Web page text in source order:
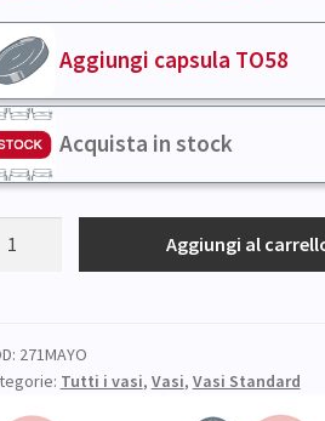
Aggiungi capsula TO58
Acquista in stock
Aggiungi al
271MAYO
Tutti i vasi, Vasi, Vasi Standard